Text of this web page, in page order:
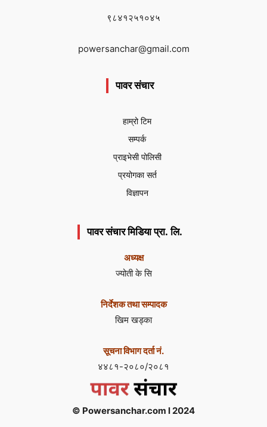
९८४१२५१०४५
powersanchar@gmail.com
पावर संचार
हाम्रो टिम
सम्पर्क
प्राइभेसी पोलिसी
प्रयोगका सर्त
विज्ञापन
पावर संचार मिडिया प्रा. लि.
अध्यक्ष
ज्योती के सि
निर्देशक तथा सम्पादक
खिम खड्का
सूचना विभाग दर्ता नं.
४४८१-२०८०/२०८१
© Powersanchar.com l 2024